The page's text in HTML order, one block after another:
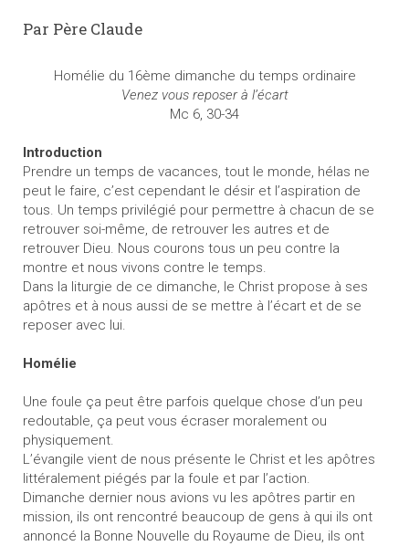
Par Père Claude
Homélie du 16ème dimanche du temps ordinaire
Venez vous reposer à l’écart
Mc 6, 30-34
Introduction
Prendre un temps de vacances, tout le monde, hélas ne
peut le faire, c’est cependant le désir et l’aspiration de
tous. Un temps privilégié pour permettre à chacun de se
retrouver soi-même, de retrouver les autres et de
retrouver Dieu. Nous courons tous un peu contre la
montre et nous vivons contre le temps.
Dans la liturgie de ce dimanche, le Christ propose à ses
apôtres et à nous aussi de se mettre à l’écart et de se
reposer avec lui.
Homélie
Une foule ça peut être parfois quelque chose d’un peu
redoutable, ça peut vous écraser moralement ou
physiquement.
L’évangile vient de nous présente le Christ et les apôtres
littéralement piégés par la foule et par l’action.
Dimanche dernier nous avions vu les apôtres partir en
mission, ils ont rencontré beaucoup de gens à qui ils ont
annoncé la Bonne Nouvelle du Royaume de Dieu, ils ont